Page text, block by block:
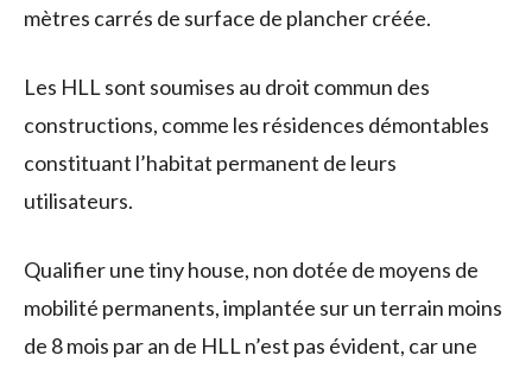
mètres carrés de surface de plancher créée.
Les HLL sont soumises au droit commun des
constructions, comme les résidences démontables
constituant l’habitat permanent de leurs
utilisateurs.
Qualifier une tiny house, non dotée de moyens de
mobilité permanents, implantée sur un terrain moins
de 8 mois par an de HLL n’est pas évident, car une